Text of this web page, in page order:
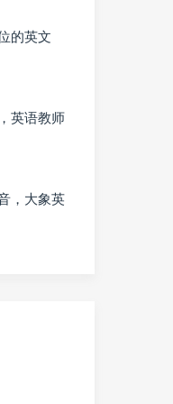
的英文
英语教师
，大象英